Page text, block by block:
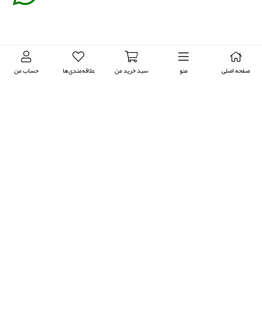
صفحه اصلی منو سبد خرید من علاقه‌مندی‌ها حساب من